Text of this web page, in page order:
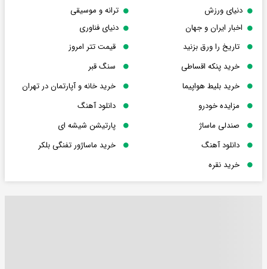
دنیای ورزش
ترانه و موسیقی
اخبار ایران و جهان
دنیای فناوری
تاریخ را ورق بزنید
قیمت تتر امروز
خرید پنکه اقساطی
سنگ قبر
خرید بلیط هواپیما
خرید خانه و آپارتمان در تهران
مزایده خودرو
دانلود آهنگ
صندلی ماساژ
پارتیشن شیشه ای
دانلود آهنگ
خرید ماساژور تفنگی بلکر
خرید نقره